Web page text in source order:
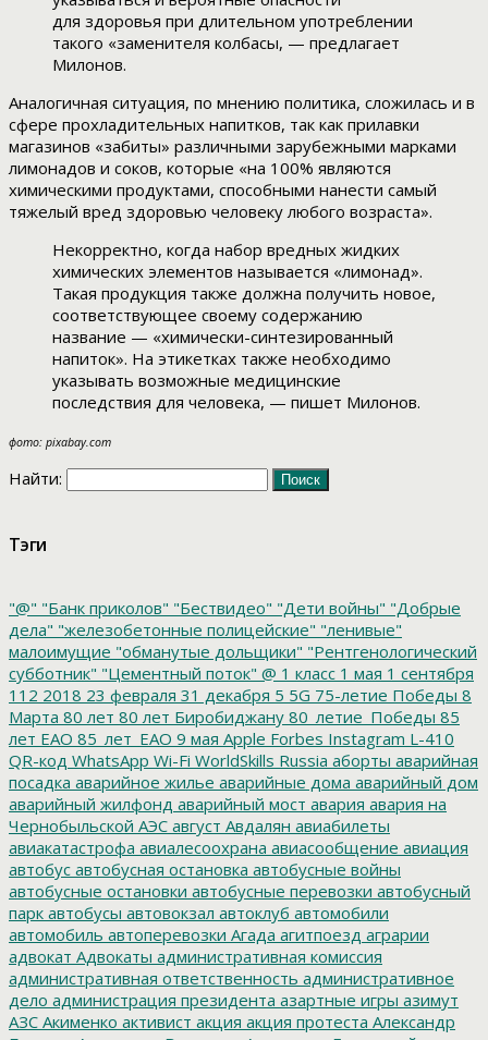
для здоровья при длительном употреблении
такого «заменителя колбасы, — предлагает
Милонов.
Аналогичная ситуация, по мнению политика, сложилась и в
сфере прохладительных напитков, так как прилавки
магазинов «забиты» различными зарубежными марками
лимонадов и соков, которые «на 100% являются
химическими продуктами, способными нанести самый
тяжелый вред здоровью человеку любого возраста».
Некорректно, когда набор вредных жидких
химических элементов называется «лимонад».
Такая продукция также должна получить новое,
соответствующее своему содержанию
название — «химически-синтезированный
напиток». На этикетках также необходимо
указывать возможные медицинские
последствия для человека, — пишет Милонов.
фото: pixabay.com
Найти:
Тэги
"@" "Банк приколов" "Бествидео" "Дети войны" "Добрые
дела" "железобетонные полицейские" "ленивые"
малоимущие "обманутые дольщики" "Рентгенологический
субботник" "Цементный поток" @ 1 класс 1 мая 1 сентября
112 2018 23 февраля 31 декабря 5 5G 75-летие Победы 8
Марта 80 лет 80 лет Биробиджану 80_летие_Победы 85
лет ЕАО 85_лет_ЕАО 9 мая Apple Forbes Instagram L-410
QR-код WhatsApp Wi-Fi WorldSkills Russia аборты аварийная
посадка аварийное жилье аварийные дома аварийный дом
аварийный жилфонд аварийный мост авария авария на
Чернобыльской АЭС август Авдалян авиабилеты
авиакатастрофа авиалесоохрана авиасообщение авиация
автобус автобусная остановка автобусные войны
автобусные остановки автобусные перевозки автобусный
парк автобусы автовокзал автоклуб автомобили
автомобиль автоперевозки Агада агитпоезд аграрии
адвокат Адвокаты административная комиссия
административная ответственность административное
дело администрация президента азартные игры азимут
АЗС Акименко активист акция акция протеста Александр